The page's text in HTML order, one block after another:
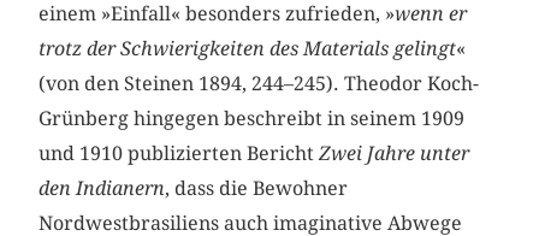
einem »Einfall« besonders zufrieden, »wenn er
trotz der Schwierigkeiten des Materials gelingt«
(von den Steinen 1894, 244–245). Theodor Koch-
Grünberg hingegen beschreibt in seinem 1909
und 1910 publizierten BerichtZwei Jahre unter
den Indianern, dass die Bewohner
Nordwestbrasiliens auch imaginative Abwege